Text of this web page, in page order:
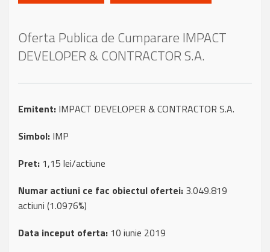
Oferta Publica de Cumparare IMPACT
DEVELOPER & CONTRACTOR S.A.
Emitent: IMPACT DEVELOPER & CONTRACTOR S.A.
Simbol: IMP
Pret: 1,15 lei/actiune
Numar actiuni ce fac obiectul ofertei: 3.049.819
actiuni (1.0976%)
Data inceput oferta: 10 iunie 2019